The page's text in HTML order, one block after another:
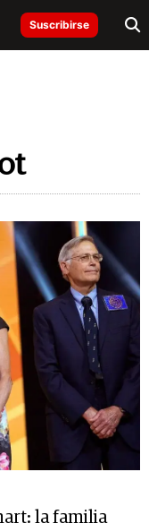
Suscribirse
la familia